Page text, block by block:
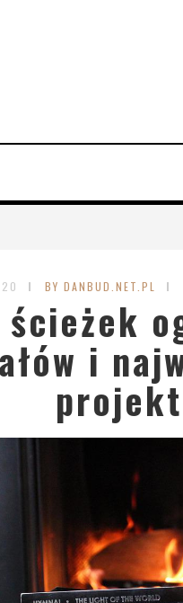
BY DANBUD.NET.PL
ścieżek
i